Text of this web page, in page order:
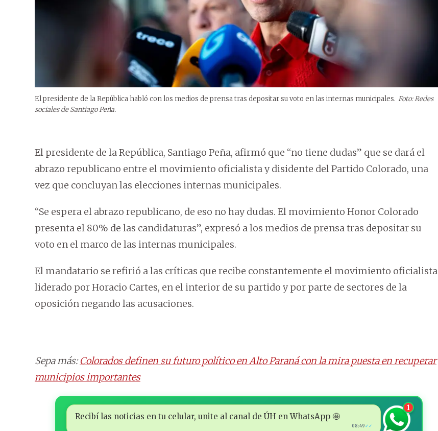
El presidente de la República habló con los medios de prensa tras depositar su voto en las internas municipales. Foto: Redes
sociales de Santiago Peña.
El presidente de la República, Santiago Peña, afirmó que “no tiene dudas” que se dará el
abrazo republicano entre el movimiento oficialista y disidente del Partido Colorado, una
vez que concluyan las elecciones internas municipales.
“Se espera el abrazo republicano, de eso no hay dudas. El movimiento Honor Colorado
presenta el 80% de las candidaturas”, expresó a los medios de prensa tras depositar su
voto en el marco de las internas municipales.
El mandatario se refirió a las críticas que recibe constantemente el movimiento oficialista
liderado por Horacio Cartes, en el interior de su partido y por parte de sectores de la
oposición negando las acusaciones.
Sepa más:Colorados definen su futuro político en Alto Paraná con la mira puesta en recuperar
municipios importantes
Recibí las noticias en tu celular, unite al canal de ÚH en WhatsApp 🤩
08:49 ✓✓
1